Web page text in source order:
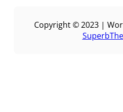
Copyright © 2023 |